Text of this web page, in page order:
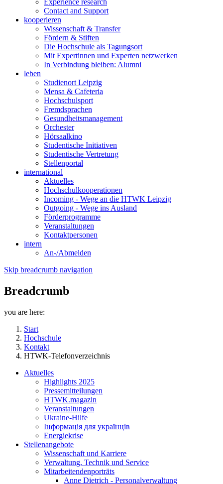
Experience research
Contact and Support
kooperieren
Wissenschaft & Transfer
Fördern & Stiften
Die Hochschule als Tagungsort
Mit Expertinnen und Experten netzwerken
In Verbindung bleiben: Alumni
leben
Studienort Leipzig
Mensa & Cafeteria
Hochschulsport
Fremdsprachen
Gesundheitsmanagement
Orchester
Hörsaalkino
Studentische Initiativen
Studentische Vertretung
Stellenportal
international
Aktuelles
Hochschulkooperationen
Incoming - Wege an die HTWK Leipzig
Outgoing - Wege ins Ausland
Förderprogramme
Veranstaltungen
Kontaktpersonen
intern
An-/Abmelden
Skip breadcrumb navigation
Breadcrumb
you are here:
Start
Hochschule
Kontakt
HTWK-Telefonverzeichnis
Aktuelles
Highlights 2025
Pressemitteilungen
HTWK.magazin
Veranstaltungen
Ukraine-Hilfe
Інформація для українців
Energiekrise
Stellenangebote
Wissenschaft und Karriere
Verwaltung, Technik und Service
Mitarbeitendenporträts
Anne Dietrich - Personalverwaltung